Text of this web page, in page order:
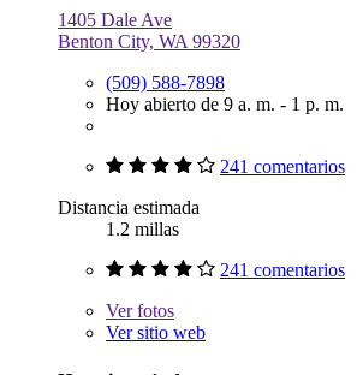
1405 Dale Ave
Benton City, WA 99320
(509) 588-7898
Hoy abierto de 9 a. m. - 1 p. m.
241 comentarios
Distancia estimada
1.2 millas
241 comentarios
Verfotos
Ver sitio web